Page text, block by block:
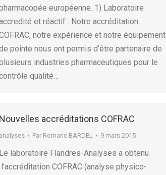
européenne. 1) Laboratoire
et réactif : Notre accréditation
notre expérience et notre équipement
pointe nous ont permis d’être partenaire de
industries pharmaceutiques pour le
qualité…
Nouvelles accréditations COFRAC
analyses Par Romaric BARDEL 9 mars 2015
Le laboratoire Flandres-Analyses a obtenu
l’accréditation COFRAC (analyse physico-